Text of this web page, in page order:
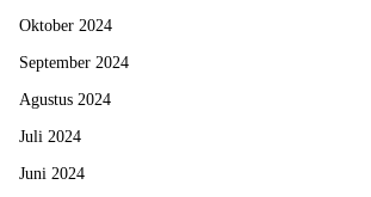
Oktober 2024
September 2024
Agustus 2024
Juli 2024
Juni 2024